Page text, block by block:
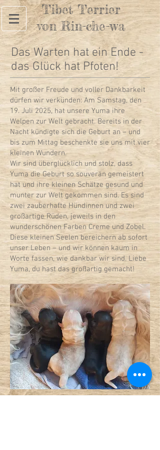
Tibet Terrier
von Rin-che-wa
Das Warten hat ein Ende -
das Glück hat Pfoten!
Mit großer Freude und voller Dankbarkeit
dürfen wir verkünden: Am Samstag, den
19. Juli 2025, hat unsere Yuma ihre
Welpen zur Welt gebracht. Bereits in der
Nacht kündigte sich die Geburt an – und
bis zum Mittag beschenkte sie uns mit vier
kleinen Wundern.
Wir sind überglücklich und stolz, dass
Yuma die Geburt so souverän gemeistert
hat und ihre kleinen Schätze gesund und
munter zur Welt gekommen sind. Es sind
zwei zauberhafte Hündinnen und zwei
großartige Rüden, jeweils in den
wunderschönen Farben Creme und Zobel.
Diese kleinen Seelen bereichern ab sofort
unser Leben – und wir können kaum in
Worte fassen, wie dankbar wir sind. Liebe
Yuma, du hast das großartig gemacht!